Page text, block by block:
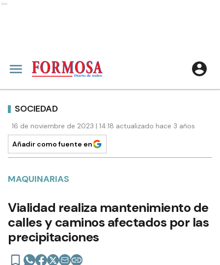
Ads
SOCIEDAD
16 de noviembre de 2023 | 14:18 actualizado hace 3 años
Añadir como fuente en
MAQUINARIAS
Vialidad realiza mantenimiento de
calles y caminos afectados por las
precipitaciones